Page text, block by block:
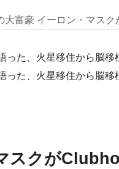
大富豪 イーロン・マス
た、火星移住から脳移
た、火星移住から脳移
スクが